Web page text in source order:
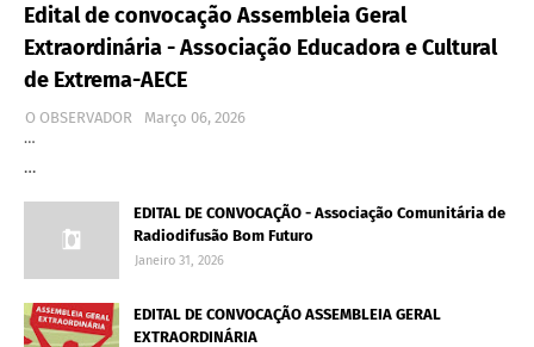
Edital de convocação Assembleia Geral
Extraordinária - Associação Educadora e Cultural
de Extrema-AECE
O OBSERVADOR
Março 06, 2026
…
…
EDITAL DE CONVOCAÇÃO - Associação Comunitária de
Radiodifusão Bom Futuro
Janeiro 31, 2026
EDITAL DE CONVOCAÇÃO ASSEMBLEIA GERAL
EXTRAORDINÁRIA